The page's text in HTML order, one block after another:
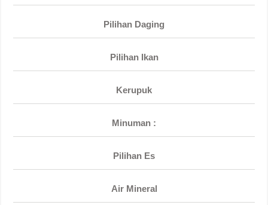
Pilihan Daging
Pilihan Ikan
Kerupuk
Minuman :
Pilihan Es
Air Mineral